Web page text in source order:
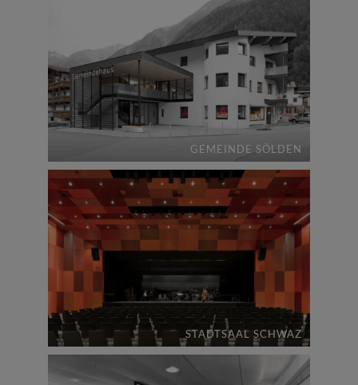
GEMEINDE SÖLDEN
STADTSAAL SCHWAZ